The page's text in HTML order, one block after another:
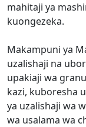
mahitaji ya
kuongezeka.
Makampuni ya
uzalishaji na
upakiaji wa
kazi, kuboresha
ya uzalishaji wa
wa usalama wa